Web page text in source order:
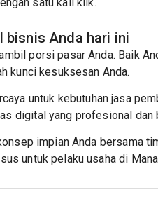
Anda hari ini
porsi pasar Anda. Baik
kunci kesuksesan Anda.
untuk kebutuhan jasa
digital yang profesional dan
impian Anda bersama
untuk pelaku usaha di